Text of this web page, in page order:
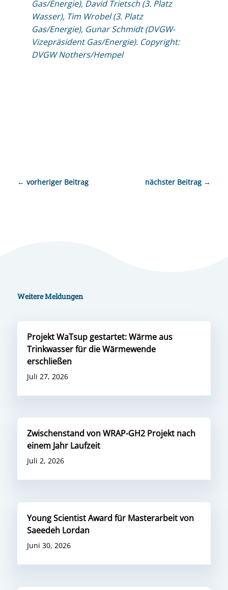
Gas/Energie), David Trietsch (3. Platz
Wasser), Tim Wrobel (3. Platz
Gas/Energie), Gunar Schmidt (DVGW-
Vizepräsident Gas/Energie). Copyright:
DVGW Nothers/Hempel
← vorheriger Beitrag nächster Beitrag →
Weitere Meldungen
Projekt WaTsup gestartet: Wärme aus
Trinkwasser für die Wärmewende
erschließen
Juli 27, 2026
Zwischenstand von WRAP-GH2 Projekt nach
einem Jahr Laufzeit
Juli 2, 2026
Young Scientist Award für Masterarbeit von
Saeedeh Lordan
Juni 30, 2026